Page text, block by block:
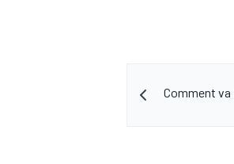
Comment